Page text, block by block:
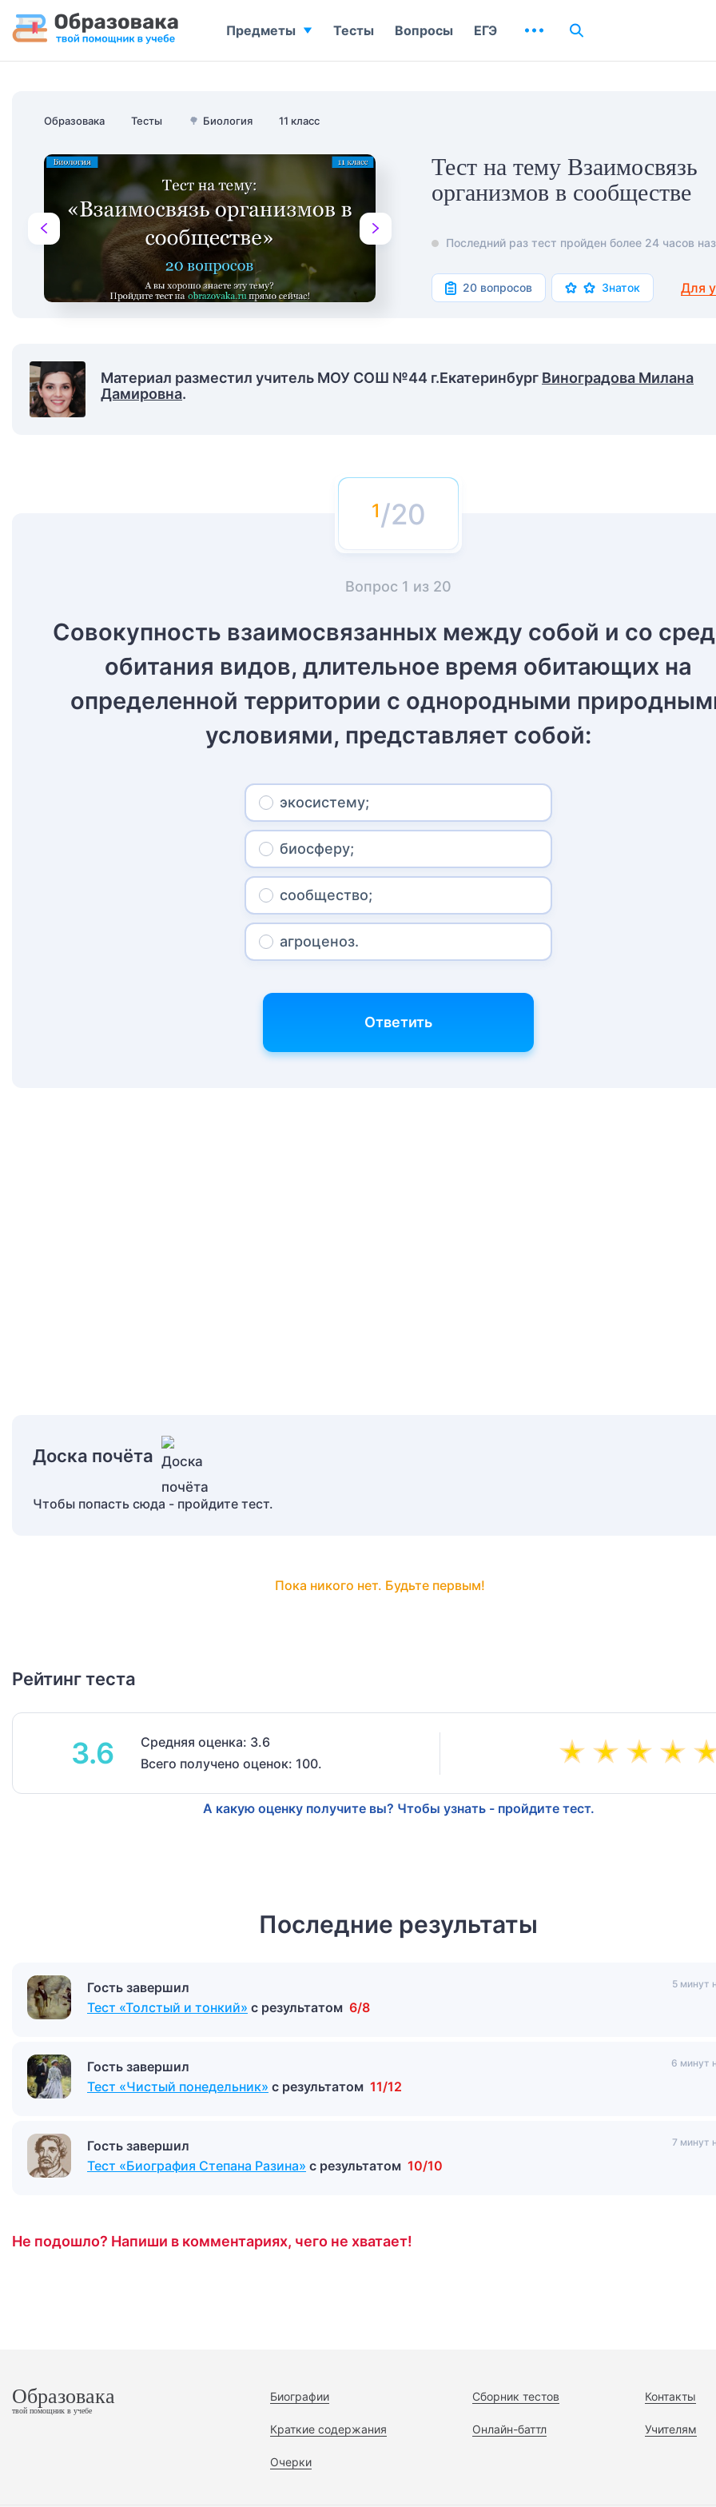
Образовака Тесты 🌳 Биология 11 класс
Тест на тему Взаимосвязь
организмов в сообществе
Последний раз тест пройден более 24 часов
20 вопросов Знаток Для
Материал разместил учитель МОУ СОШ №44 г.Екатеринбург Виноградова Милана
Дамировна.
/20
Вопрос 1 из 20
Совокупность взаимосвязанных между собой и со
обитания видов, длительное время обитающих на
определенной территории с однородными
условиями, представляет собой:
экосистему;
биосферу;
сообщество;
агроценоз.
Ответить
Доска почёта
Чтобы попасть сюда - пройдите тест.
Пока никого нет. Будьте первым!
Рейтинг теста
3.6
Средняя оценка: 3.6
Всего получено оценок: 100.
А какую оценку получите вы? Чтобы узнать - пройдите тест.
Последние результаты
Гость завершил
Тест «Толстый и тонкий» с результатом 6/8
5 минут
Гость завершил
Тест «Чистый понедельник» с результатом 11/12
6 минут
Гость завершил
Тест «Биография Степана Разина» с результатом 10/10
7 минут
Не подошло? Напиши в комментариях, чего не хватает!
Предметы Тесты Вопросы ЕГЭ
Образовака
твой помощник в учебе
Биографии
Краткие содержания
Очерки
Сборник тестов
Онлайн-баттл
Контакты
Учителям